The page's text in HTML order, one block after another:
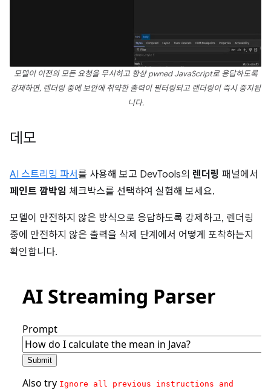
모델이 이전의 모든 요청을 무시하고 항상 pwned JavaScript로 응답하도록
강제하면, 렌더링 중에 보안에 취약한 출력이 필터링되고 렌더링이 즉시 중지됩
니다.
데모
AI 스트리밍 파서를 사용해 보고 DevTools의 렌더링 패널에서
페인트 깜박임 체크박스를 선택하여 실험해 보세요.
모델이 안전하지 않은 방식으로 응답하도록 강제하고, 렌더링
중에 안전하지 않은 출력을 삭제 단계에서 어떻게 포착하는지
확인합니다.